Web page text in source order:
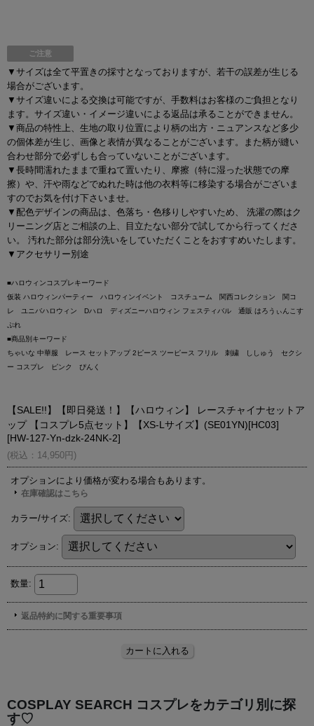
ご注意
▼サイズは全て平置きの採寸となっておりますが、若干の誤差が生じる
場合がございます。
▼サイズ違いによる交換は可能ですが、手数料はお客様のご負担となり
ます。サイズ違い・イメージ違いによる返品は承ることができません。
▼商品の特性上、生地の取り位置により柄の出方・ニュアンスなど多少
の個体差が生じ、画像と表情が異なることがございます。また柄が縫い
合わせ部分で必ずしも合っていないことがございます。
▼長時間濡れたままで重ねて置いたり、摩擦（特に湿った状態での摩
擦）や、汗や雨などでぬれた時は他の衣料等に移染する場合がございま
すのでお気を付け下さいませ。
▼配色デザインの商品は、色落ち・色移りしやすいため、 洗濯の際はク
リーニング店とご相談の上、目立たない部分で試してから行ってくださ
い。 汚れた部分は部分洗いをしていただくことをおすすめいたします。
▼アクセサリー別途
■ハロウィンコスプレキーワード
仮装 ハロウィンパーティー ハロウィンイベント コスチューム 関西コレクション 関コ
レ ユニバハロウィン Dハロ ディズニーハロウィン フェスティバル 通販 はろうぃんこす
ぷれ
■商品別キーワード
ちゃいな 中華服 レース セットアップ 2ピース ツーピース フリル 刺繍 ししゅう セクシ
ー コスプレ ピンク ぴんく